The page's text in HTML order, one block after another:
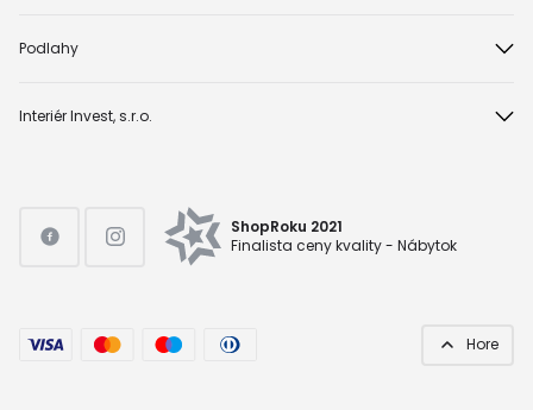
Podlahy
Interiér Invest, s.r.o.
ShopRoku 2021
Finalista ceny kvality - Nábytok
Hore